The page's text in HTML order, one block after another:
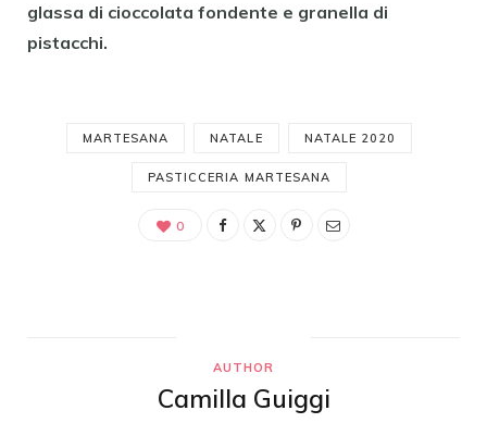
glassa di cioccolata fondente e granella di
pistacchi.
MARTESANA NATALE NATALE 2020
PASTICCERIA MARTESANA
0
AUTHOR
Camilla Guiggi